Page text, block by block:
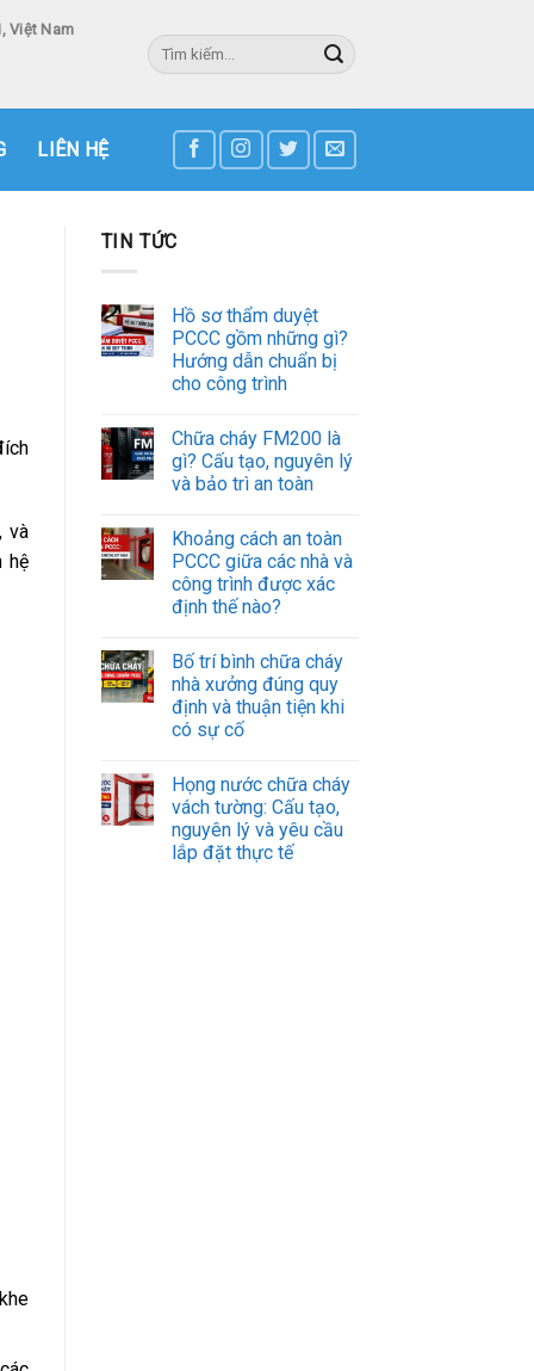
Việt Nam
Tìm
kiếm:
LIÊN HỆ
và
hệ
TIN TỨC
Hồ sơ thẩm duyệt
PCCC gồm những gì?
Hướng dẫn chuẩn bị
cho công trình
Chữa cháy FM200 là
gì? Cấu tạo, nguyên lý
và bảo trì an toàn
Khoảng cách an toàn
PCCC giữa các nhà và
công trình được xác
định thế nào?
Bố trí bình chữa cháy
nhà xưởng đúng quy
định và thuận tiện khi
có sự cố
Họng nước chữa cháy
vách tường: Cấu tạo,
nguyên lý và yêu cầu
lắp đặt thực tế